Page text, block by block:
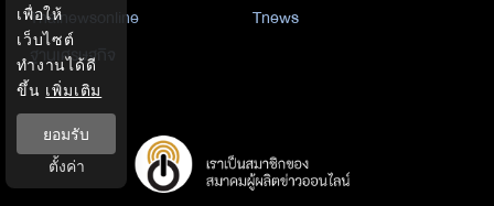
Thainewsonline
Tnews
ฐานเศรษฐกิจ
เพื่อให้
เว็บไซต์
ทำงานได้ดี
ขึ้น เพิ่มเติม
ยอมรับ
ตั้งค่า